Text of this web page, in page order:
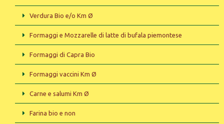
Verdura Bio e/o Km Ø
Formaggi e Mozzarelle di latte di bufala piemontese
Formaggi di Capra Bio
Formaggi vaccini Km Ø
Carne e salumi Km Ø
Farina bio e non